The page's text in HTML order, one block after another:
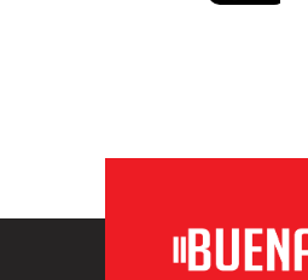
Anterior